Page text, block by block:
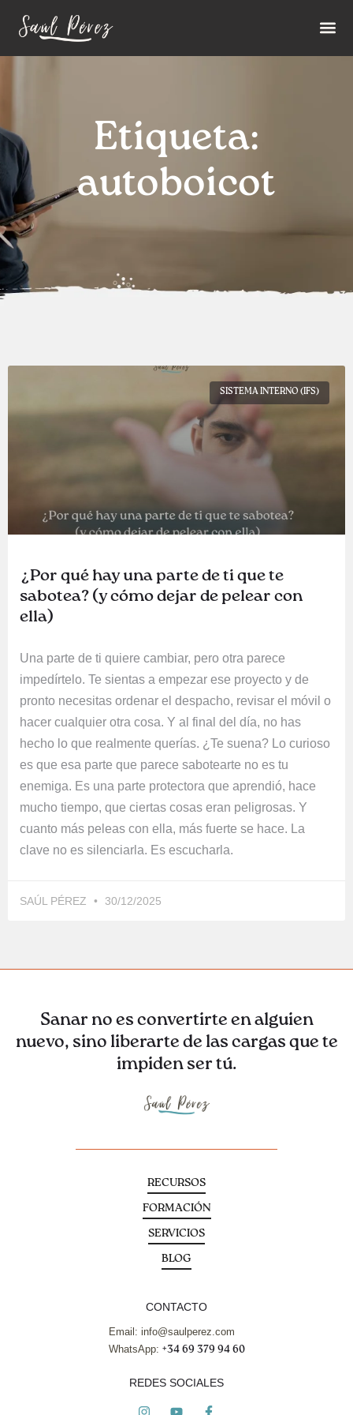
Etiqueta:
autoboicot
SISTEMA INTERNO (IFS)
¿Por qué hay una parte de ti que te
sabotea? (y cómo dejar de pelear con
ella)
Una parte de ti quiere cambiar, pero otra parece
impedírtelo. Te sientas a empezar ese proyecto y de
pronto necesitas ordenar el despacho, revisar el móvil o
hacer cualquier otra cosa. Y al final del día, no has
hecho lo que realmente querías. ¿Te suena? Lo curioso
es que esa parte que parece sabotearte no es tu
enemiga. Es una parte protectora que aprendió, hace
mucho tiempo, que ciertas cosas eran peligrosas. Y
cuanto más peleas con ella, más fuerte se hace. La
clave no es silenciarla. Es escucharla.
SAÚL PÉREZ 30/12/2025
Sanar no es convertirte en alguien
nuevo, sino liberarte de las cargas que te
impiden ser tú.
RECURSOS
FORMACIÓN
SERVICIOS
BLOG
CONTACTO
Email: info@saulperez.com
WhatsApp: +34 69 379 94 60
REDES SOCIALES